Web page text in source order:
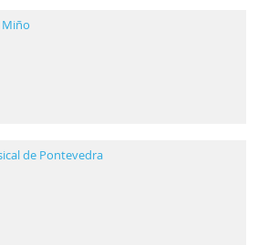
de Pontevedra